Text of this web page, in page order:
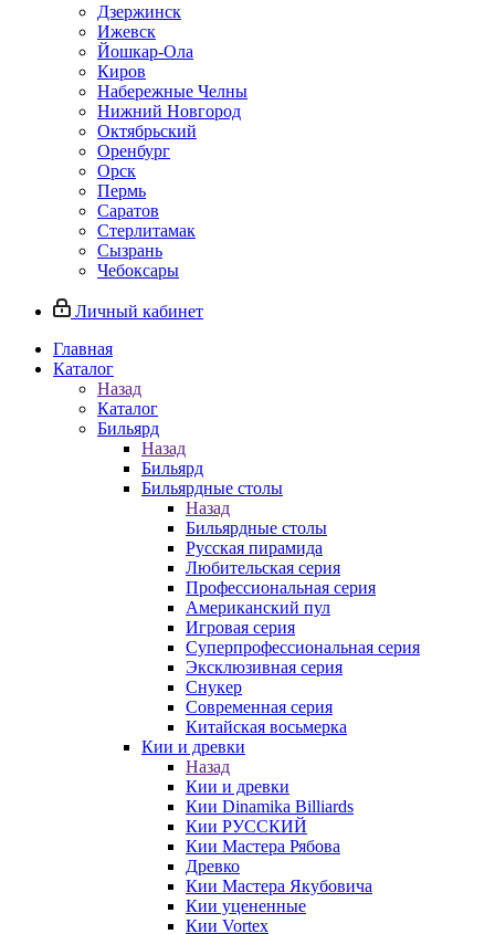
Дзержинск
Ижевск
Йошкар-Ола
Киров
Набережные Челны
Нижний Новгород
Октябрьский
Оренбург
Орск
Пермь
Саратов
Стерлитамак
Сызрань
Чебоксары
Личный кабинет
Главная
Каталог
Назад
Каталог
Бильярд
Назад
Бильярд
Бильярдные столы
Назад
Бильярдные столы
Русская пирамида
Любительская серия
Профессиональная серия
Американский пул
Игровая серия
Суперпрофессиональная серия
Эксклюзивная серия
Снукер
Современная серия
Китайская восьмерка
Кии и древки
Назад
Кии и древки
Кии Dinamika Billiards
Кии РУССКИЙ
Кии Мастера Рябова
Древко
Кии Мастера Якубовича
Кии уцененные
Кии Vortex